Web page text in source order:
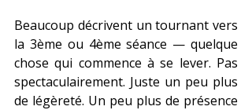
Beaucoup décrivent un tournant vers
la 3ème ou 4ème séance — quelque
chose qui commence à se lever. Pas
spectaculairement. Juste un peu plus
de légèreté. Un peu plus de présence